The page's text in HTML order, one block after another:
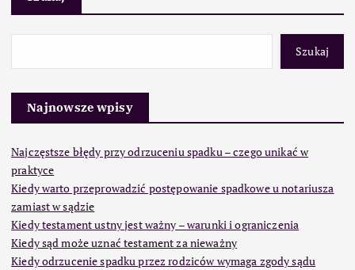
Szukaj
Najnowsze wpisy
Najczęstsze błędy przy odrzuceniu spadku – czego unikać w
praktyce
Kiedy warto przeprowadzić postępowanie spadkowe u notariusza
zamiast w sądzie
Kiedy testament ustny jest ważny – warunki i ograniczenia
Kiedy sąd może uznać testament za nieważny
Kiedy odrzucenie spadku przez rodziców wymaga zgody sądu